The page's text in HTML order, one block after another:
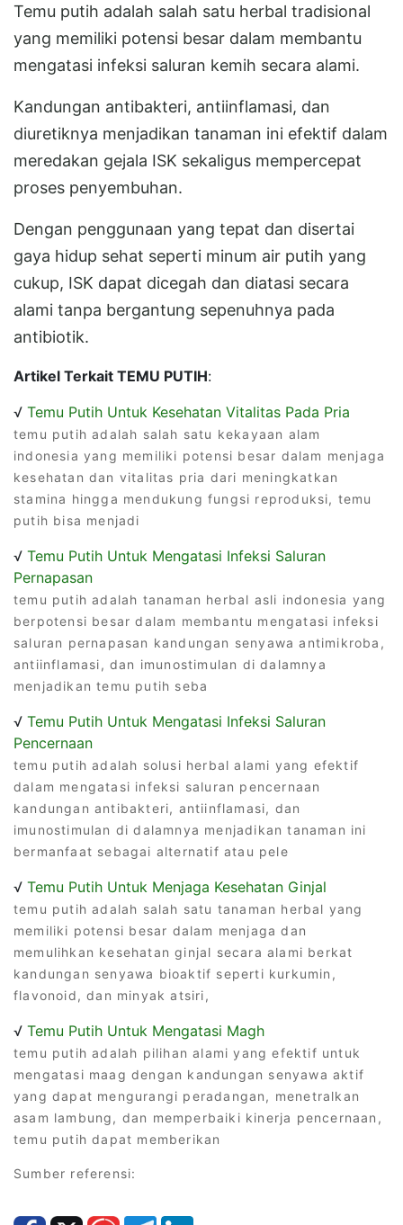
Temu putih adalah salah satu herbal tradisional
yang memiliki potensi besar dalam membantu
mengatasi infeksi saluran kemih secara alami.
Kandungan antibakteri, antiinflamasi, dan
diuretiknya menjadikan tanaman ini efektif dalam
meredakan gejala ISK sekaligus mempercepat
proses penyembuhan.
Dengan penggunaan yang tepat dan disertai
gaya hidup sehat seperti minum air putih yang
cukup, ISK dapat dicegah dan diatasi secara
alami tanpa bergantung sepenuhnya pada
antibiotik.
Artikel Terkait TEMU PUTIH:
√ Temu Putih Untuk Kesehatan Vitalitas Pada Pria
temu putih adalah salah satu kekayaan alam
indonesia yang memiliki potensi besar dalam menjaga
kesehatan dan vitalitas pria dari meningkatkan
stamina hingga mendukung fungsi reproduksi, temu
putih bisa menjadi
√ Temu Putih Untuk Mengatasi Infeksi Saluran
Pernapasan
temu putih adalah tanaman herbal asli indonesia yang
berpotensi besar dalam membantu mengatasi infeksi
saluran pernapasan kandungan senyawa antimikroba,
antiinflamasi, dan imunostimulan di dalamnya
menjadikan temu putih seba
√ Temu Putih Untuk Mengatasi Infeksi Saluran
Pencernaan
temu putih adalah solusi herbal alami yang efektif
dalam mengatasi infeksi saluran pencernaan
kandungan antibakteri, antiinflamasi, dan
imunostimulan di dalamnya menjadikan tanaman ini
bermanfaat sebagai alternatif atau pele
√ Temu Putih Untuk Menjaga Kesehatan Ginjal
temu putih adalah salah satu tanaman herbal yang
memiliki potensi besar dalam menjaga dan
memulihkan kesehatan ginjal secara alami berkat
kandungan senyawa bioaktif seperti kurkumin,
flavonoid, dan minyak atsiri,
√ Temu Putih Untuk Mengatasi Magh
temu putih adalah pilihan alami yang efektif untuk
mengatasi maag dengan kandungan senyawa aktif
yang dapat mengurangi peradangan, menetralkan
asam lambung, dan memperbaiki kinerja pencernaan,
temu putih dapat memberikan
Sumber referensi: